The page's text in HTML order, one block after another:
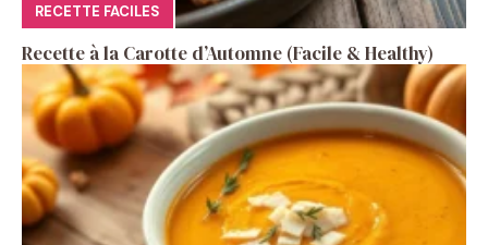
RECETTE FACILES
Recette à la Carotte d’Automne (Facile & Healthy)